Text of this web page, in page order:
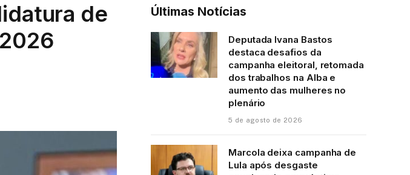
de
Últimas Notícias
Deputada Ivana Bastos
destaca desafios da
campanha eleitoral, retomada
dos trabalhos na Alba e
aumento das mulheres no
plenário
5 de agosto de 2026
Marcola deixa campanha de
Lula após desgaste